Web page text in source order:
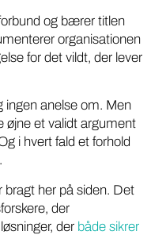
og bærer titlen
organisationen
for det vildt, der lever
ingen anelse om. Men
øjne et validt argument
i hvert fald et forhold
her på siden. Det
der
der både sikrer